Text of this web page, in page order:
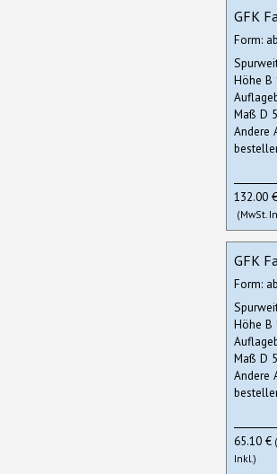
GFK
Form:
Höhe B
Maß D
Andere
132.00 €
(MwSt.
GFK
Form:
Höhe B
Maß D
Andere
65.10 €
Inkl.)